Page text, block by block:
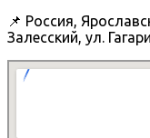
📌 Россия,
Залесский, ул.